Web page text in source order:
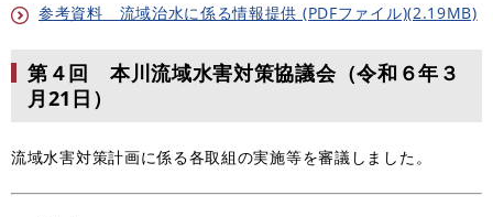
参考資料 流域治水に係る情報提供 (PDFファイル)(2.19MB)
第４回 本川流域水害対策協議会（令和６年３
月21日）
流域水害対策計画に係る各取組の実施等を審議しました。